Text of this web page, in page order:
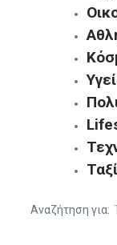
Αναζήτηση για: